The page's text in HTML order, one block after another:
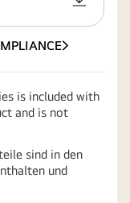
is included with
and is not
sind in den
und